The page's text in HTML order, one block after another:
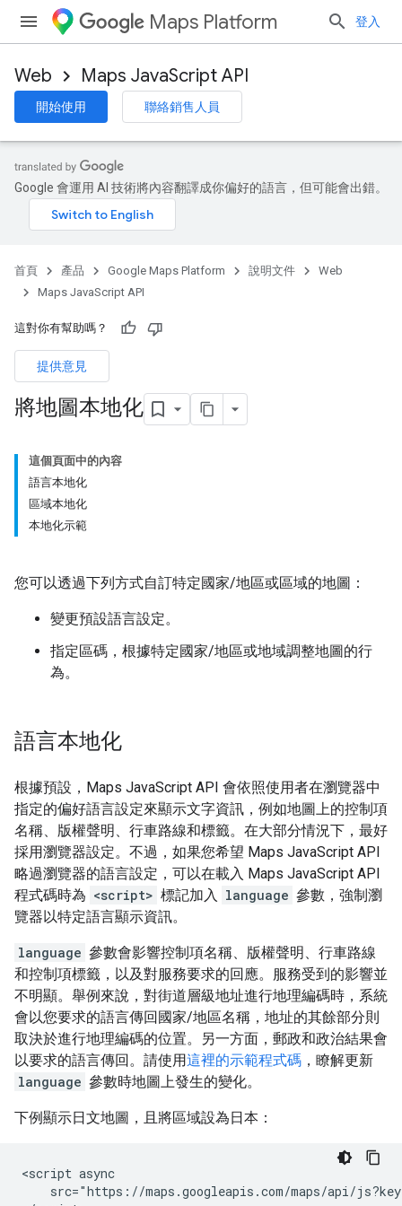
Maps Platform 登入
Web Maps JavaScript API
開始使用 聯絡銷售人員
Google 會運用 AI 技術將內容翻譯成你偏好的語言，但可能會出錯。
首頁 產品 Google Maps Platform 說明文件
Web
Maps JavaScript API
這對你有幫助嗎？
提供意見
將地圖本地化
這個頁面中的內容
語言本地化
區域本地化
本地化示範
您可以透過下列方式自訂特定國家/地區或區域的地圖：
變更預設語言設定。
指定區碼，根據特定國家/地區或地域調整地圖的行
為。
語言本地化
根據預設，Maps JavaScript API 會依照使用者在瀏覽器中
指定的偏好語言設定來顯示文字資訊，例如地圖上的控制項
名稱、版權聲明、行車路線和標籤。在大部分情況下，最好
採用瀏覽器設定。不過，如果您希望 Maps JavaScript API
略過瀏覽器的語言設定，可以在載入 Maps JavaScript API
程式碼時為 <script> 標記加入 language 參數，強制瀏
覽器以特定語言顯示資訊。
language 參數會影響控制項名稱、版權聲明、行車路線
和控制項標籤，以及對服務要求的回應。服務受到的影響並
不明顯。舉例來說，對街道層級地址進行地理編碼時，系統
會以您要求的語言傳回國家/地區名稱，地址的其餘部分則
取決於進行地理編碼的位置。另一方面，郵政和政治結果會
以要求的語言傳回。請使用這裡的示範程式碼 ，瞭解更新
language 參數時地圖上發生的變化。
下例顯示日文地圖，且將區域設為日本：
<script async
src="https://maps.googleapis.com/maps/api/